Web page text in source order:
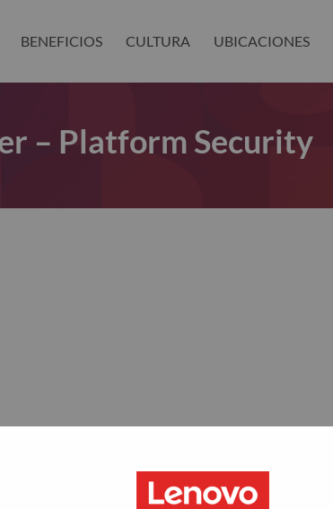
BENEFICIOS CULTURA UBICACIONES
– Platform Security